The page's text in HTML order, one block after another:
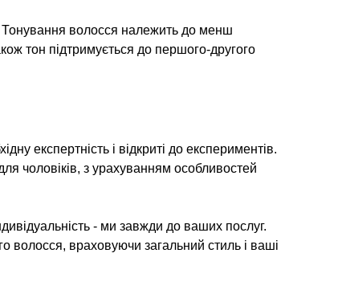
волосся належить до менш
тон підтримується до першого-другого
експертність і відкриті до експериментів.
чоловіків, з урахуванням особливостей
- ми завжди до ваших послуг.
волосся, враховуючи загальний стиль і ваші